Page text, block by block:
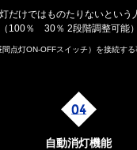
だけではものたりないという
100％ 30％ 2段階調整可能）
点灯ON-OFFスイッチ）を接続す
自動消灯機能